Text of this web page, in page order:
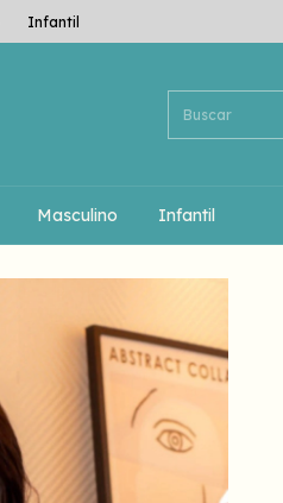
Infantil
Masculino Infantil